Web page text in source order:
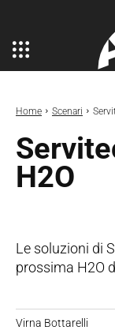
Home Scenari
H2O
Le soluzioni di
prossima H2O
Virna Bottarelli